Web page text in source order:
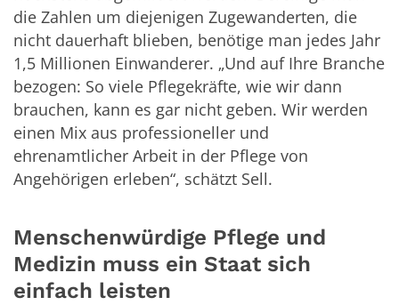
die Zahlen um diejenigen Zugewanderten, die
nicht dauerhaft blieben, benötige man jedes Jahr
1,5 Millionen Einwanderer. „Und auf Ihre Branche
bezogen: So viele Pflegekräfte, wie wir dann
brauchen, kann es gar nicht geben. Wir werden
einen Mix aus professioneller und
ehrenamtlicher Arbeit in der Pflege von
Angehörigen erleben“, schätzt Sell.
Menschenwürdige Pflege und
Medizin muss ein Staat sich
einfach leisten